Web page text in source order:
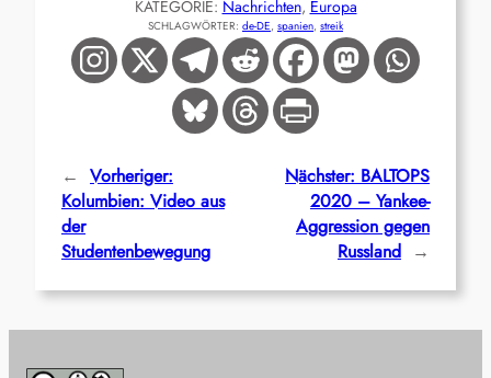
KATEGORIE: Nachrichten, Europa
SCHLAGWÖRTER: de-DE, spanien, streik
← Vorheriger:
Kolumbien: Video aus
der
Studentenbewegung
Nächster: BALTOPS
2020 – Yankee-
Aggression gegen
Russland →